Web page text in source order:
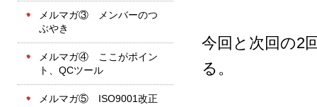
メルマガ③ メンバーのつ
ぶやき
メルマガ④ ここがポイン
ト、QCツール
メルマガ⑤ ISO9001改正
今回と次回の2
る。